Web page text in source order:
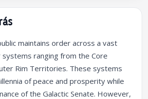
maintains order across a vast
ranging from the Core
Rim Territories. These systems
of peace and prosperity while
of the Galactic Senate. However,